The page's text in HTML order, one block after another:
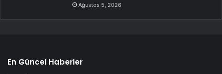
Ağustos 5, 2026
En Güncel Haberler